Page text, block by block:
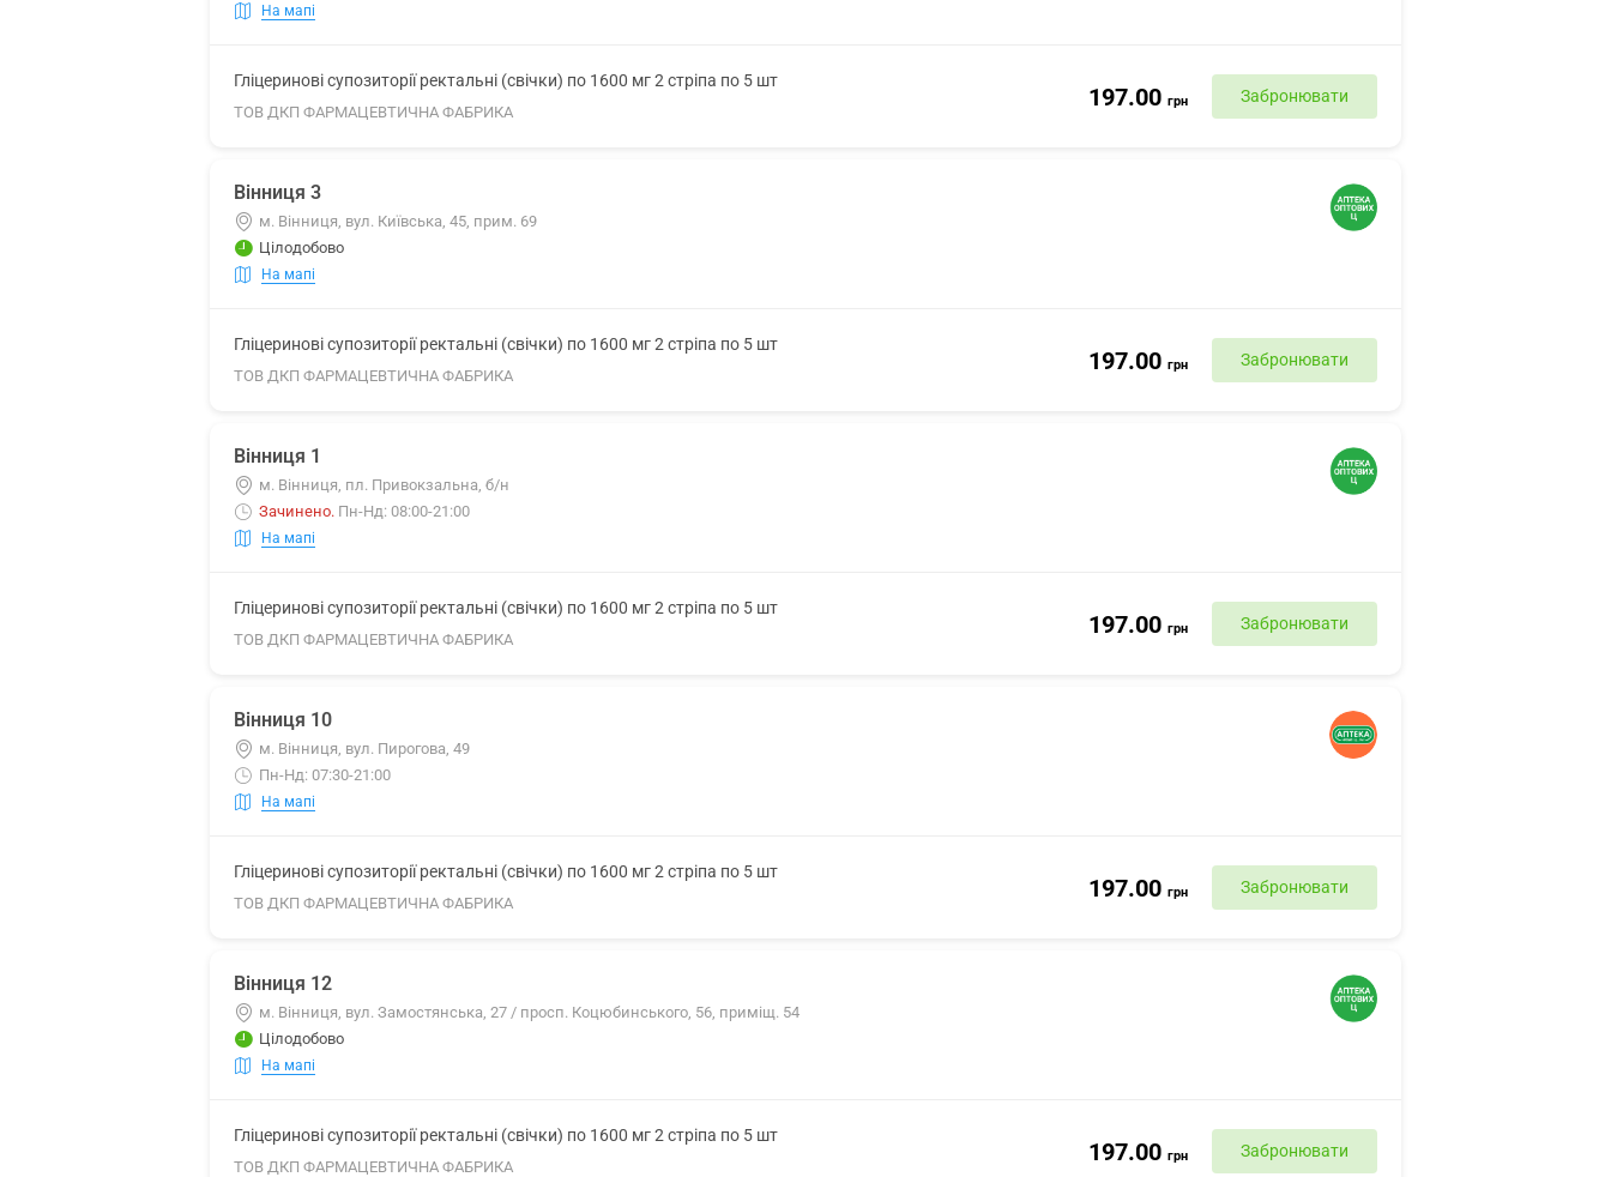
На мапі
Гліцеринові супозиторії ректальні (свічки) по 1600 мг 2 стріпа по 5 шт
ТОВ ДКП ФАРМАЦЕВТИЧНА ФАБРИКА
197.00 грн Забронювати
Вінниця 3
м. Вінниця, вул. Київська, 45, прим. 69
Цілодобово
На мапі
Гліцеринові супозиторії ректальні (свічки) по 1600 мг 2 стріпа по 5 шт
ТОВ ДКП ФАРМАЦЕВТИЧНА ФАБРИКА
197.00 грн Забронювати
Вінниця 1
м. Вінниця, пл. Привокзальна, б/н
Зачинено. Пн-Нд: 08:00-21:00
На мапі
Гліцеринові супозиторії ректальні (свічки) по 1600 мг 2 стріпа по 5 шт
ТОВ ДКП ФАРМАЦЕВТИЧНА ФАБРИКА
197.00 грн Забронювати
Вінниця 10
м. Вінниця, вул. Пирогова, 49
Пн-Нд: 07:30-21:00
На мапі
Гліцеринові супозиторії ректальні (свічки) по 1600 мг 2 стріпа по 5 шт
ТОВ ДКП ФАРМАЦЕВТИЧНА ФАБРИКА
197.00 грн Забронювати
Вінниця 12
м. Вінниця, вул. Замостянська, 27 / просп. Коцюбинського, 56, приміщ. 54
Цілодобово
На мапі
Гліцеринові супозиторії ректальні (свічки) по 1600 мг 2 стріпа по 5 шт
ТОВ ДКП ФАРМАЦЕВТИЧНА ФАБРИКА
197.00 грн Забронювати